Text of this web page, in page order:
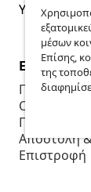
Υποβάλετε
Ο
Πληρωμή
Αποστολή
Επιστροφή
μέσων
Επίσης,
της